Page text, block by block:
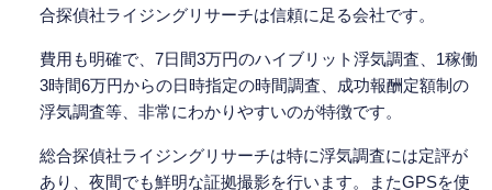
合探偵社ライジングリサーチは信頼に足る会社です。
費用も明確で、7日間3万円のハイブリット浮気調査、1稼働
3時間6万円からの日時指定の時間調査、成功報酬定額制の
浮気調査等、非常にわかりやすいのが特徴です。
総合探偵社ライジングリサーチは特に浮気調査には定評が
あり、夜間でも鮮明な証拠撮影を行います。またGPSを使